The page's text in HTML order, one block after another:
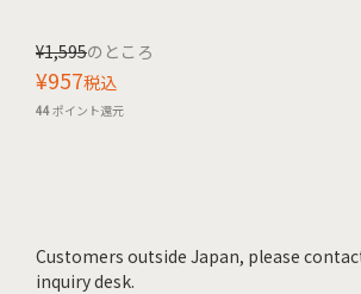
¥1,595のところ
¥957税込
44ポイント還元
Customers outside Japan, please
inquiry desk.